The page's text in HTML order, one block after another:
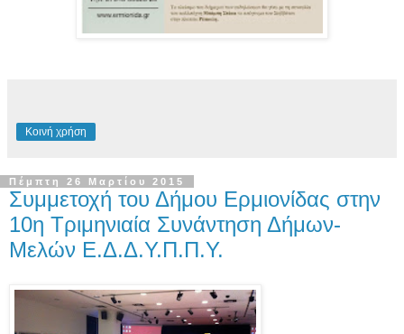
Κοινή χρήση
Πέμπτη 26 Μαρτίου 2015
Συμμετοχή του Δήμου Ερμιονίδας στην
10η Τριμηνιαία Συνάντηση Δήμων-
Μελών Ε.Δ.Δ.Υ.Π.Π.Υ.